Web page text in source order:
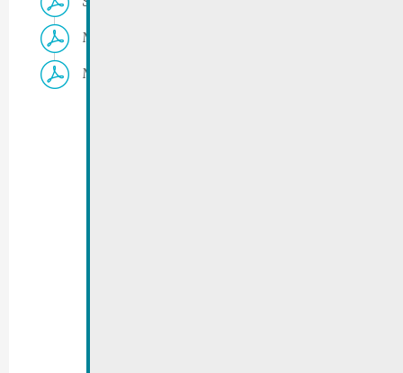
Musel’s Laf 2022 | Flyer
Musel‘s Laf 2022 | RGTR